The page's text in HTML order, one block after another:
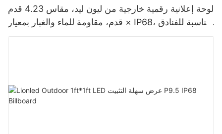
لوحة إعلانية رقمية خارجية من ليون ليد، مقاس 4.23 قدم
× قدم، مقاومة للماء والغبار بمعيار IP68، مناسبة للفنادق
واللافتات.